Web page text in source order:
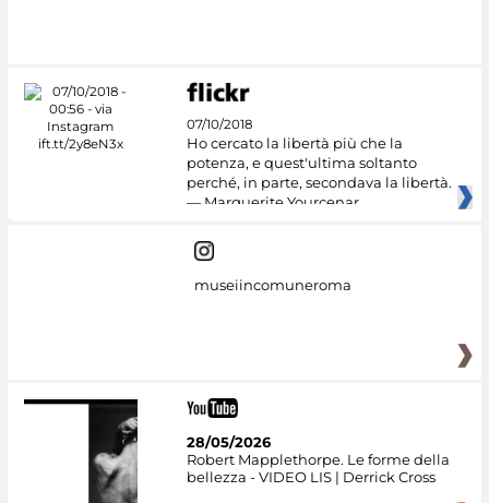
07/10/2018
Ho cercato la libertà più che la
potenza, e quest'ultima soltanto
perché, in parte, secondava la libertà.
— Marguerite Yourcenar
museiincomuneroma
28/05/2026
Robert Mapplethorpe. Le forme della
bellezza - VIDEO LIS | Derrick Cross